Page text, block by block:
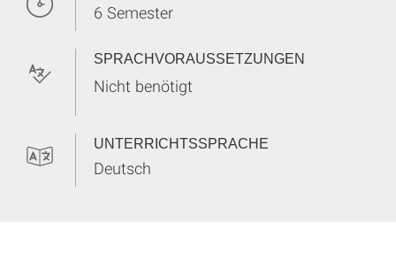
6 Semester
SPRACHVORAUSSETZUNGEN
Nicht benötigt
UNTERRICHTSSPRACHE
Deutsch